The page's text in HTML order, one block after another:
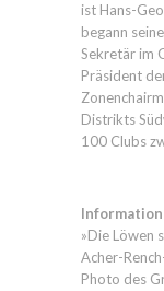
ist Hans-
begann
Sekretär im
Präsident
Distrikts
100 Clubs
»Die Löwen
Acher-
Photo des